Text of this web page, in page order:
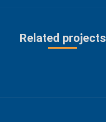
目：
目：
Related projects